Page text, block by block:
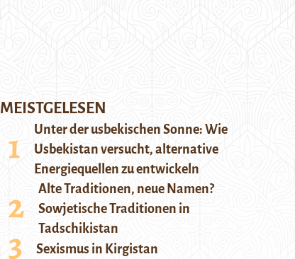
MEISTGELESEN
Unter der usbekischen Sonne: Wie
Usbekistan versucht, alternative
Energiequellen zu entwickeln
Alte Traditionen, neue Namen?
Sowjetische Traditionen in
Tadschikistan
Sexismus in Kirgistan